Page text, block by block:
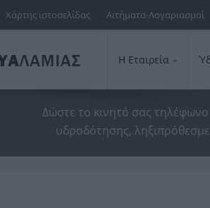
Χάρτης ιστοσελίδας Αιτήματα-Λογαριασμοί
Η Εταιρεία
Δώστε το κινητό σας τηλέφωνο
υδροδότησης,